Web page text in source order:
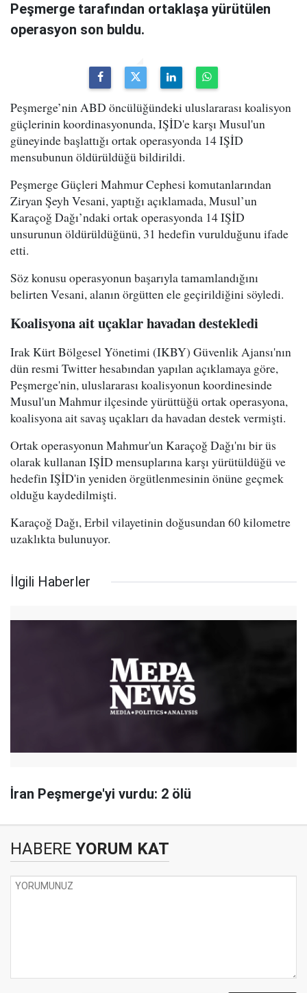
Peşmerge tarafından ortaklaşa yürütülen
operasyon son buldu.
Peşmerge’nin ABD öncülüğündeki uluslararası koalisyon
güçlerinin koordinasyonunda, IŞİD'e karşı Musul'un
güneyinde başlattığı ortak operasyonda 14 IŞİD
mensubunun öldürüldüğü bildirildi.
Peşmerge Güçleri Mahmur Cephesi komutanlarından
Ziryan Şeyh Vesani, yaptığı açıklamada, Musul’un
Karaçoğ Dağı’ndaki ortak operasyonda 14 IŞİD
unsurunun öldürüldüğünü, 31 hedefin vurulduğunu ifade
etti.
Söz konusu operasyonun başarıyla tamamlandığını
belirten Vesani, alanın örgütten ele geçirildiğini söyledi.
Koalisyona ait uçaklar havadan destekledi
Irak Kürt Bölgesel Yönetimi (IKBY) Güvenlik Ajansı'nın
dün resmi Twitter hesabından yapılan açıklamaya göre,
Peşmerge'nin, uluslararası koalisyonun koordinesinde
Musul'un Mahmur ilçesinde yürüttüğü ortak operasyona,
koalisyona ait savaş uçakları da havadan destek vermişti.
Ortak operasyonun Mahmur'un Karaçoğ Dağı'nı bir üs
olarak kullanan IŞİD mensuplarına karşı yürütüldüğü ve
hedefin IŞİD'in yeniden örgütlenmesinin önüne geçmek
olduğu kaydedilmişti.
Karaçoğ Dağı, Erbil vilayetinin doğusundan 60 kilometre
uzaklıkta bulunuyor.
İlgili Haberler
İran Peşmerge'yi vurdu: 2 ölü
HABERE YORUM KAT